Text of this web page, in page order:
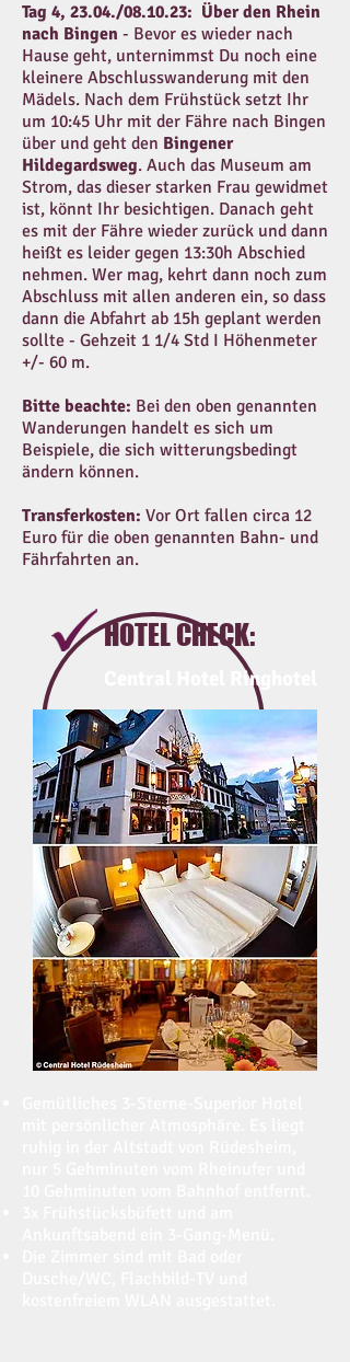
Tag 4, 23.04./08.10.23: Über den Rhein
nach Bingen - Bevor es wieder nach
Hause geht, unternimmst Du noch eine
kleinere Abschlusswanderung mit den
Mädels. Nach dem Frühstück setzt Ihr
um 10:45 Uhr mit der Fähre nach Bingen
über und geht den Bingener
Hildegardsweg. Auch das Museum am
Strom, das dieser starken Frau gewidmet
ist, könnt Ihr besichtigen. Danach geht
es mit der Fähre wieder zurück und dann
heißt es leider gegen 13:30h Abschied
nehmen. Wer mag, kehrt dann noch zum
Abschluss mit allen anderen ein, so dass
dann die Abfahrt ab 15h geplant werden
sollte - Gehzeit 1 1/4 Std I Höhenmeter
+/- 60 m.
Bitte beachte: Bei den oben genannten
Wanderungen handelt es sich um
Beispiele, die sich witterungsbedingt
ändern können.
Transferkosten: Vor Ort fallen circa 12
Euro für die oben genannten Bahn- und
Fährfahrten an.
HOTEL CHECK:
Central Hotel Ringhotel